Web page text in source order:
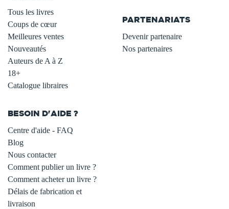
Tous les livres
Coups de cœur
Meilleures ventes
Nouveautés
Auteurs de A à Z
18+
Catalogue libraires
PARTENARIATS
Devenir partenaire
Nos partenaires
BESOIN D'AIDE ?
Centre d'aide - FAQ
Blog
Nous contacter
Comment publier un livre ?
Comment acheter un livre ?
Délais de fabrication et
livraison